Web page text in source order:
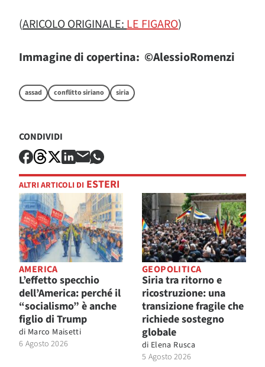
(ARICOLO ORIGINALE:LE FIGARO)
Immagine di copertina: ©AlessioRomenzi
assad conflitto siriano siria
CONDIVIDI
ALTRI ARTICOLI DI ESTERI
AMERICA
L’effetto specchio
dell’America: perché il
“socialismo” è anche
figlio di Trump
di Marco Maisetti
6 Agosto 2026
GEOPOLITICA
Siria tra ritorno e
ricostruzione: una
transizione fragile che
richiede sostegno
globale
di Elena Rusca
5 Agosto 2026